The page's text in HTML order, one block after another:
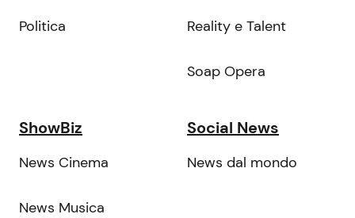
Politica Reality e Talent
Soap Opera
ShowBiz
News Cinema
News Musica
Social News
News dal mondo